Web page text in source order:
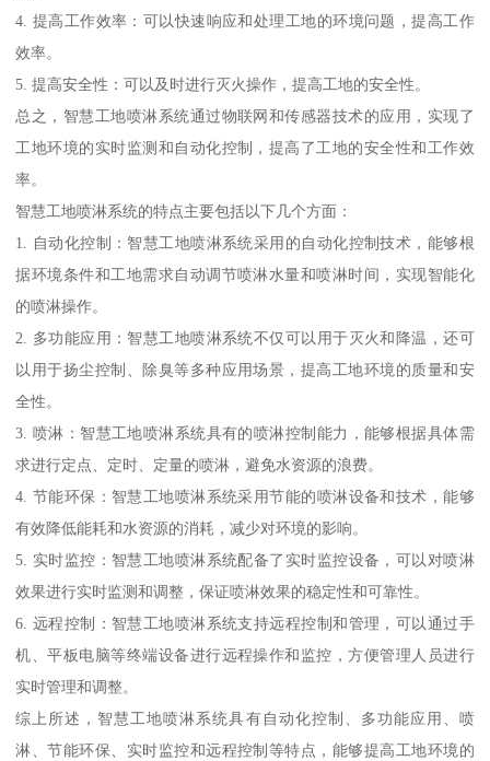
4. 提高工作效率：可以快速响应和处理工地的环境问题，提高工作
效率。
5. 提高安全性：可以及时进行灭火操作，提高工地的安全性。
总之，智慧工地喷淋系统通过物联网和传感器技术的应用，实现了
工地环境的实时监测和自动化控制，提高了工地的安全性和工作效
率。
智慧工地喷淋系统的特点主要包括以下几个方面：
1. 自动化控制：智慧工地喷淋系统采用的自动化控制技术，能够根
据环境条件和工地需求自动调节喷淋水量和喷淋时间，实现智能化
的喷淋操作。
2. 多功能应用：智慧工地喷淋系统不仅可以用于灭火和降温，还可
以用于扬尘控制、除臭等多种应用场景，提高工地环境的质量和安
全性。
3. 喷淋：智慧工地喷淋系统具有的喷淋控制能力，能够根据具体需
求进行定点、定时、定量的喷淋，避免水资源的浪费。
4. 节能环保：智慧工地喷淋系统采用节能的喷淋设备和技术，能够
有效降低能耗和水资源的消耗，减少对环境的影响。
5. 实时监控：智慧工地喷淋系统配备了实时监控设备，可以对喷淋
效果进行实时监测和调整，保证喷淋效果的稳定性和可靠性。
6. 远程控制：智慧工地喷淋系统支持远程控制和管理，可以通过手
机、平板电脑等终端设备进行远程操作和监控，方便管理人员进行
实时管理和调整。
综上所述，智慧工地喷淋系统具有自动化控制、多功能应用、喷
淋、节能环保、实时监控和远程控制等特点，能够提高工地环境的